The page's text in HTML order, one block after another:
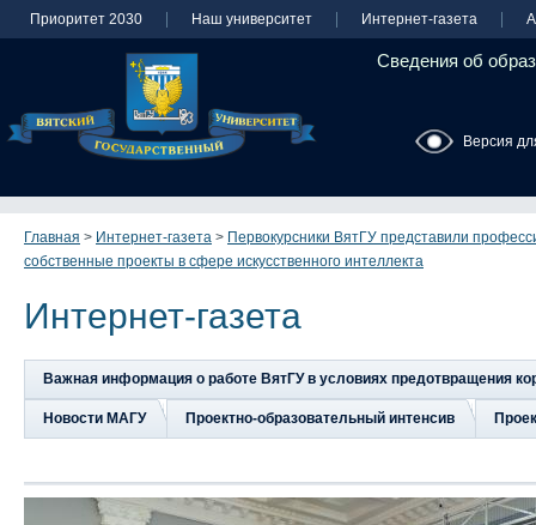
Приоритет 2030 Наш университет Интернет-газета
Сведения об
Версия
Главная > Интернет-газета > Первокурсники ВятГУ представили
собственные проекты в сфере искусственного интеллекта
Интернет-газета
Важная информация о работе ВятГУ в условиях предотвращения
Новости МАГУ Проектно-образовательный интенсив